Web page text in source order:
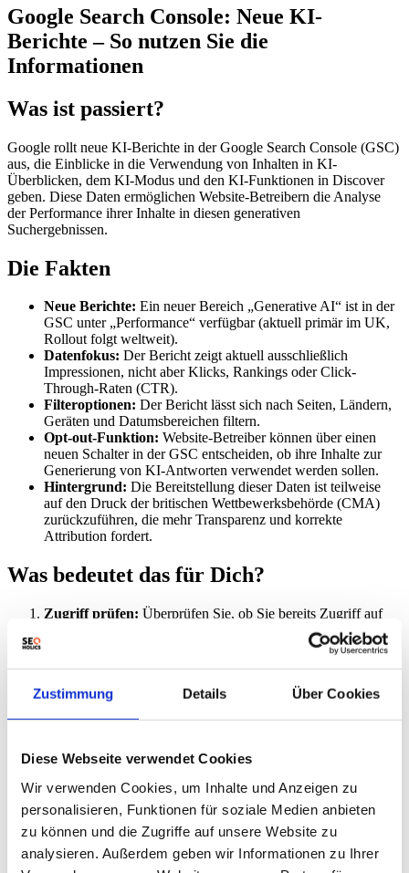
Zustimmung Details Über Cookies
Diese Webseite verwendet Cookies
Wir verwenden Cookies, um Inhalte und Anzeigen zu
personalisieren, Funktionen für soziale Medien anbieten
zu können und die Zugriffe auf unsere Website zu
analysieren. Außerdem geben wir Informationen zu Ihrer
Google Search Console: Neue KI-
Berichte – So nutzen Sie die
Informationen
Was ist passiert?
Google rollt neue KI-Berichte in der Google Search Console (GSC)
aus, die Einblicke in die Verwendung von Inhalten in KI-
Überblicken, dem KI-Modus und den KI-Funktionen in Discover
geben. Diese Daten ermöglichen Website-Betreibern die Analyse
der Performance ihrer Inhalte in diesen generativen
Suchergebnissen.
Die Fakten
Neue Berichte: Ein neuer Bereich „Generative AI“ ist in der
GSC unter „Performance“ verfügbar (aktuell primär im UK,
Rollout folgt weltweit).
Datenfokus: Der Bericht zeigt aktuell ausschließlich
Impressionen, nicht aber Klicks, Rankings oder Click-
Through-Raten (CTR).
Filteroptionen: Der Bericht lässt sich nach Seiten, Ländern,
Geräten und Datumsbereichen filtern.
Opt-out-Funktion: Website-Betreiber können über einen
neuen Schalter in der GSC entscheiden, ob ihre Inhalte zur
Generierung von KI-Antworten verwendet werden sollen.
Hintergrund: Die Bereitstellung dieser Daten ist teilweise
auf den Druck der britischen Wettbewerksbehörde (CMA)
zurückzuführen, die mehr Transparenz und korrekte
Attribution fordert.
Was bedeutet das für Dich?
Zugriff prüfen: Überprüfen Sie, ob Sie bereits Zugriff auf
den „Generative AI“ Bereich in Ihrer Google Search Console
Autocomplete mit KI
, um relevante Keywords zu
GSC. Achten Sie auf Seiten, die sowohl hohe KI-
Suche verzeichnen.
Content-Analyse:Analysieren Sie, was diese Seiten
auszeichnet. Sind es einzigartige Erfahrungen, Originalbilder,
eigene Recherchen oder tiefgehende Informationen? Nutzen
Sie dazu beispielsweiseGoogle I/O 2026-Innovationen, um